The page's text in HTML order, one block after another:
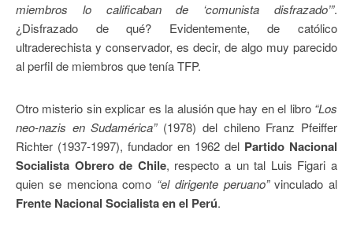
miembros lo calificaban de ‘comunista disfrazado’”.
¿Disfrazado de qué? Evidentemente, de católico
ultraderechista y conservador, es decir, de algo muy parecido
al perfil de miembros que tenía TFP.
Otro misterio sin explicar es la alusión que hay en el libro “Los
neo-nazis en Sudamérica”(1978) del chileno Franz Pfeiffer
Richter (1937-1997), fundador en 1962 del Partido Nacional
Socialista Obrero de Chile, respecto a un tal Luis Figari a
quien se menciona como “el dirigente peruano”vinculado al
Frente Nacional Socialista en el Perú.